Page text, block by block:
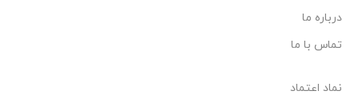
درباره ما
تماس با ما
نماد اعتماد